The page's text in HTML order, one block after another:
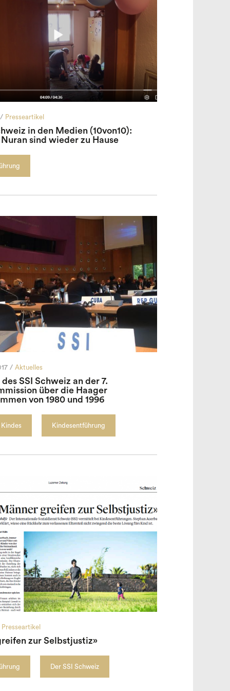
/ Presseartikel
in den Medien (10von10):
sind wieder zu Hause
/ Aktuelles
SSI Schweiz an der 7.
über die Haager
von 1980 und 1996
Kindesentführung
Presseartikel
zur Selbstjustiz»
Der SSI Schweiz